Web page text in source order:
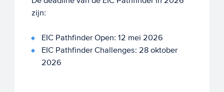
zijn:
EIC Pathfinder Open: 12 mei 2026
EIC Pathfinder Challenges: 28 oktober
2026